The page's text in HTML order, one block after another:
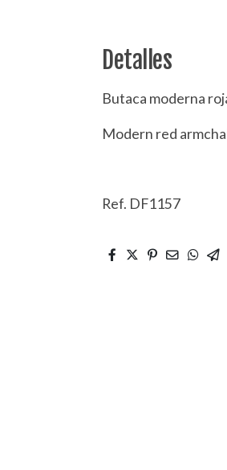
Detalles
Butaca moderna
Modern red
Ref. DF1157